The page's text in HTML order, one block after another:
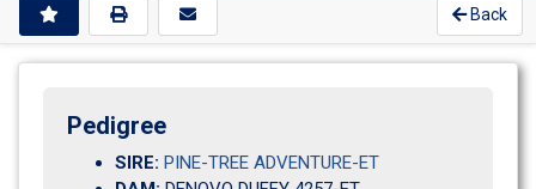
Back
Pedigree
SIRE: PINE-TREE ADVENTURE-ET